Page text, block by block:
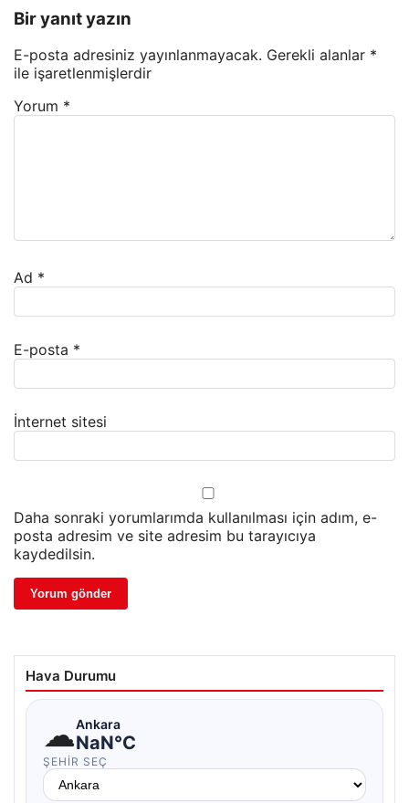
Bir yanıt yazın
E-posta adresiniz yayınlanmayacak. Gerekli alanlar *
ile işaretlenmişlerdir
Yorum *
Ad *
E-posta *
İnternet sitesi
Daha sonraki yorumlarımda kullanılması için adım, e-
posta adresim ve site adresim bu tarayıcıya
kaydedilsin.
Hava Durumu
☁Ankara
NaN°C
ŞEHIR SEÇ